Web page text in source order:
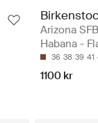
Arizona
Habana -
36 38 39 41
1100 kr